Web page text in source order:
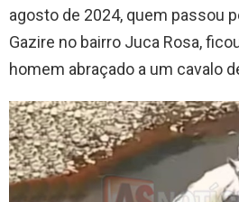
agosto de 2024, quem passou
Gazire no bairro Juca Rosa,
homem abraçado a um cavalo